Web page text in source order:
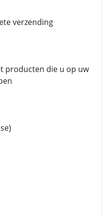
verzending
producten die u op uw